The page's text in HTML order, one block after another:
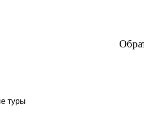
туры